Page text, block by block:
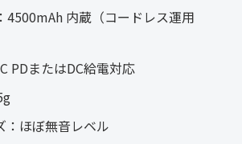
4500mAh 内蔵（コードレス運用
PDまたはDC給電対応
：ほぼ無音レベル